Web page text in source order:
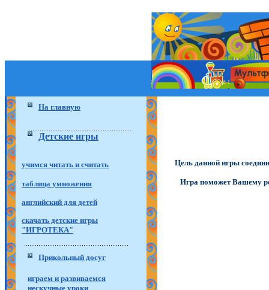
На главную
Детские игры
учимся читать и считать
таблица умножения
английский для детей
скачать детские игры
"ИГРОТЕКА"
Прикольный досуг
играем и развиваемся
нескучные уроки
Цель данной игры
Игра поможет Вашему